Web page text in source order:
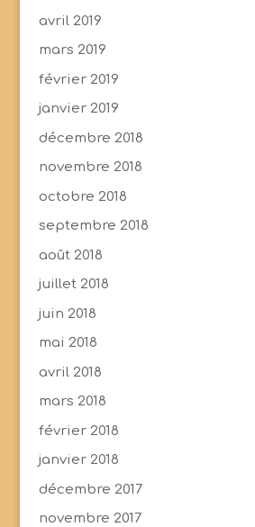
avril 2019
mars 2019
février 2019
janvier 2019
décembre 2018
novembre 2018
octobre 2018
septembre 2018
août 2018
juillet 2018
juin 2018
mai 2018
avril 2018
mars 2018
février 2018
janvier 2018
décembre 2017
novembre 2017